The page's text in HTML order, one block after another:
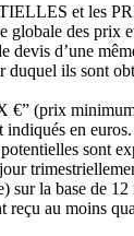
et les
globale des prix
devis d’une
duquel ils sont
(prix
indiqués en
sont
sur la base de 12
reçu au moins